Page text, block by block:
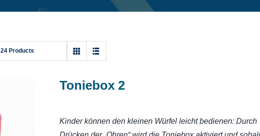
Nimm die Dinge selbst in die Hand. Kommunikative
24 Products
Toniebox 2
Kinder können den kleinen Würfel leicht bedienen: Durch